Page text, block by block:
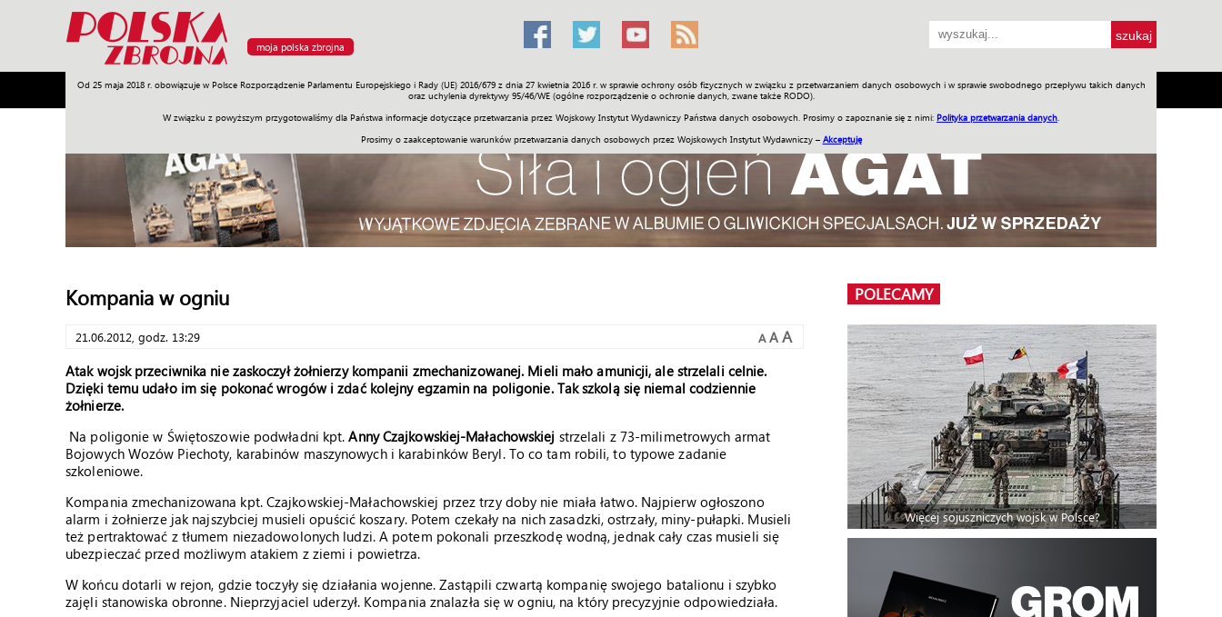
moja polska zbrojna
Od 25 maja 2018 r. obowiązuje w Polsce Rozporządzenie Parlamentu Europejskiego i Rady (UE) 2016/679 z dnia 27 kwietnia 2016 r. w sprawie ochrony osób fizycznych w związku z przetwarzaniem danych osobowych i w sprawie swobodnego przepływu takich danych
oraz uchylenia dyrektywy 95/46/WE (ogólne rozporządzenie o ochronie danych, zwane także RODO).
W związku z powyższym przygotowaliśmy dla Państwa informacje dotyczące przetwarzania przez Wojskowy Instytut Wydawniczy Państwa danych osobowych. Prosimy o zapoznanie się z nimi: Polityka przetwarzania danych
Prosimy o zaakceptowanie warunków przetwarzania danych osobowych przez Wojskowych Instytut Wydawniczy – Akceptuję
Armia Poligon Sprzęt Misje Polityka Prawo Świat Społeczność Sport Historia Galerie Wideo ENGLISH SKLEP Jednodniówki Praca w WIW
Kompania w ogniu
21.06.2012, godz. 13:29 A A A
Atak wojsk przeciwnika nie zaskoczył żołnierzy kompanii zmechanizowanej. Mieli mało amunicji, ale strzelali celnie.
Dzięki temu udało im się pokonać wrogów i zdać kolejny egzamin na poligonie. Tak szkolą się niemal codziennie
żołnierze.
Na poligonie w Świętoszowie podwładni kpt.Anny Czajkowskiej-Małachowskiej strzelali z 73-milimetrowych armat
Bojowych Wozów Piechoty, karabinów maszynowych i karabinków Beryl. To co tam robili, to typowe zadanie
szkoleniowe.
Kompania zmechanizowana kpt. Czajkowskiej-Małachowskiej przez trzy doby nie miała łatwo. Najpierw ogłoszono
alarm i żołnierze jak najszybciej musieli opuścić koszary. Potem czekały na nich zasadzki, ostrzały, miny-pułapki. Musieli
też pertraktować z tłumem niezadowolonych ludzi. A potem pokonali przeszkodę wodną, jednak cały czas musieli się
ubezpieczać przed możliwym atakiem z ziemi i powietrza.
W końcu dotarli w rejon, gdzie toczyły się działania wojenne. Zastąpili czwartą kompanię swojego batalionu i szybko
zajęli stanowiska obronne. Nieprzyjaciel uderzył. Kompania znalazła się w ogniu, na który precyzyjnie odpowiedziała.
POLECAMY
Więcej sojuszniczych wojsk w Polsce?